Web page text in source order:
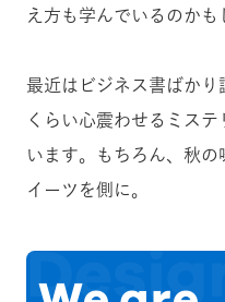
え方も学んでいるのかも
最近はビジネス書ばか
くらい心震わせるミス
います。もちろん、秋
イーツを側に。